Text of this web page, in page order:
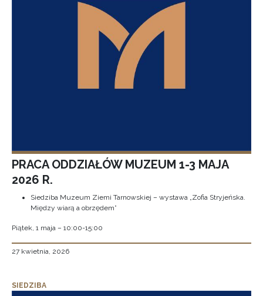
PRACA ODDZIAŁÓW MUZEUM 1-3 MAJA
2026 R.
Siedziba Muzeum Ziemi Tarnowskiej – wystawa „Zofia Stryjeńska.
Między wiarą a obrzędem”
Piątek, 1 maja – 10:00-15:00
27 kwietnia, 2026
SIEDZIBA